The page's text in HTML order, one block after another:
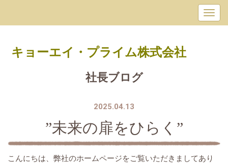
キョーエイ・プライム株式会社
社長ブログ
2025.04.13
”未来の扉をひらく”
こんにちは、弊社のホームページをご覧いただきましてあり